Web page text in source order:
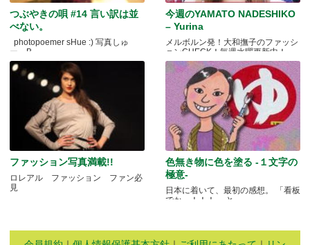
つぶやきの唄 #14 言い訳は並
べない。
photopoemer sHue :) 写真しゅ
ー。B.....
今週のYAMATO NADESHIKO
– Yurina
メルボルン発！大和撫子のファッシ
ョンCHECK！毎週水曜更新中！
ファッション写真満載!!
ロレアル ファッション ファン必
見
色無き物に色を塗る -１文字の
極意-
日本に着いて、最初の感想。 「看板
でかっ！！！」 と.....